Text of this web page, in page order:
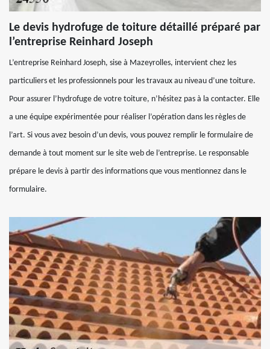
Le devis hydrofuge de toiture détaillé préparé par
l’entreprise Reinhard Joseph
L’entreprise Reinhard Joseph, sise à Mazeyrolles, intervient chez les
particuliers et les professionnels pour les travaux au niveau d’une toiture.
Pour assurer l’hydrofuge de votre toiture, n’hésitez pas à la contacter. Elle
a une équipe expérimentée pour réaliser l’opération dans les règles de
l’art. Si vous avez besoin d’un devis, vous pouvez remplir le formulaire de
demande à tout moment sur le site web de l’entreprise. Le responsable
prépare le devis à partir des informations que vous mentionnez dans le
formulaire.